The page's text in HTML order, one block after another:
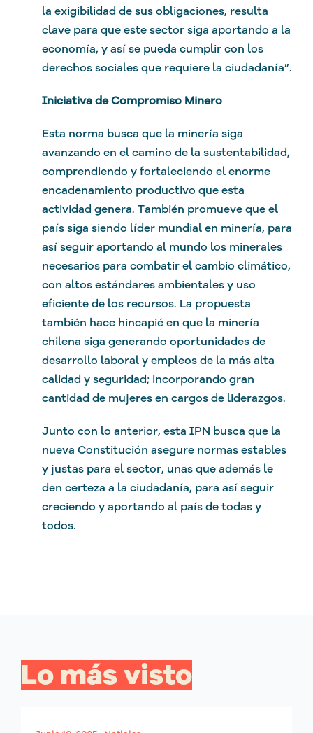
la exigibilidad de sus obligaciones, resulta
clave para que este sector siga aportando a la
economía, y así se pueda cumplir con los
derechos sociales que requiere la ciudadanía”.
Iniciativa de Compromiso Minero
Esta norma busca que la minería siga
avanzando en el camino de la sustentabilidad,
comprendiendo y fortaleciendo el enorme
encadenamiento productivo que esta
actividad genera. También promueve que el
país siga siendo líder mundial en minería, para
así seguir aportando al mundo los minerales
necesarios para combatir el cambio climático,
con altos estándares ambientales y uso
eficiente de los recursos. La propuesta
también hace hincapié en que la minería
chilena siga generando oportunidades de
desarrollo laboral y empleos de la más alta
calidad y seguridad; incorporando gran
cantidad de mujeres en cargos de liderazgos.
Junto con lo anterior, esta IPN busca que la
nueva Constitución asegure normas estables
y justas para el sector, unas que además le
den certeza a la ciudadanía, para así seguir
creciendo y aportando al país de todas y
todos.
Lo más visto